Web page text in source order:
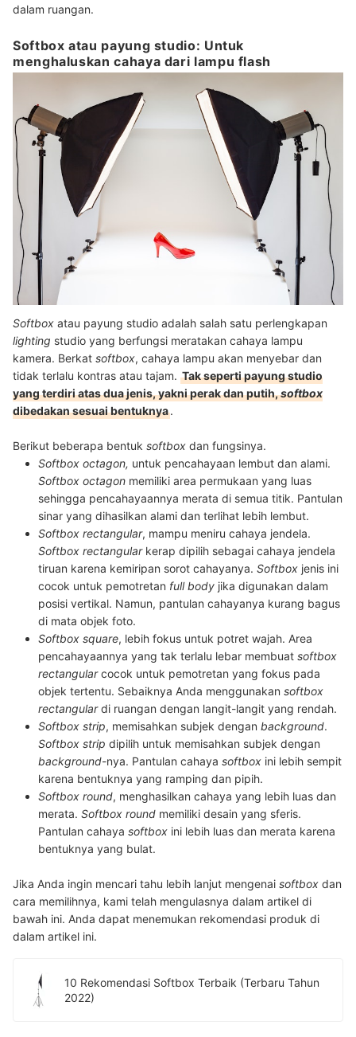
dalam ruangan.
Softbox atau payung studio: Untuk
menghaluskan cahaya dari lampu flash
Softbox atau payung studio adalah salah satu perlengkapan
lighting studio yang berfungsi meratakan cahaya lampu
kamera. Berkat softbox, cahaya lampu akan menyebar dan
tidak terlalu kontras atau tajam. Tak seperti payung studio
yang terdiri atas dua jenis, yakni perak dan putih,softbox
dibedakan sesuai bentuknya.
Berikut beberapa bentuk softbox dan fungsinya.
Softbox octagon, untuk pencahayaan lembut dan alami.
Softbox octagon memiliki area permukaan yang luas
sehingga pencahayaannya merata di semua titik. Pantulan
sinar yang dihasilkan alami dan terlihat lebih lembut.
Softbox rectangular, mampu meniru cahaya jendela.
Softbox rectangularkerap dipilih sebagai cahaya jendela
tiruan karena kemiripan sorot cahayanya. Softbox jenis ini
cocok untuk pemotretan full body jika digunakan dalam
posisi vertikal. Namun, pantulan cahayanya kurang bagus
di mata objek foto.
Softbox square, lebih fokus untuk potret wajah. Area
pencahayaannya yang tak terlalu lebar membuat softbox
rectangularcocok untuk pemotretan yang fokus pada
objek tertentu. Sebaiknya Anda menggunakan softbox
rectangulardi ruangan dengan langit-langit yang rendah.
Softbox strip, memisahkan subjek dengan background.
Softbox strip dipilih untuk memisahkan subjek dengan
background-nya. Pantulan cahaya softbox ini lebih sempit
karena bentuknya yang ramping dan pipih.
Softbox round, menghasilkan cahaya yang lebih luas dan
merata. Softbox round memiliki desain yang sferis.
Pantulan cahaya softbox ini lebih luas dan merata karena
bentuknya yang bulat.
Jika Anda ingin mencari tahu lebih lanjut mengenai softbox dan
cara memilihnya, kami telah mengulasnya dalam artikel di
bawah ini. Anda dapat menemukan rekomendasi produk di
dalam artikel ini.
10 Rekomendasi Softbox Terbaik (Terbaru Tahun
2022)